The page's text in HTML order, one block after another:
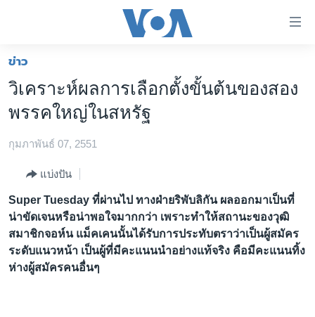
ต่อ
ข้าม
เนื้อหา
ข้าม
หลัก
ข้าม
ไป
การ
โลก
เอเชีย
สหรัฐฯ
ไทย
ธุรกิจ
วิทยาศาสตร์
สังคมและสุขภาพ
ไลฟ์สไตล์
ข่าว
วิเคราะห์ผลการเลือกตั้งขั้นต้นของสอง
พรรคใหญ่ในสหรัฐ
กุมภาพันธ์ 07, 2551
แบ่งปัน
Super Tuesday ที่ผ่านไป ทางฝ่ายริพับลิกัน ผลออกมาเป็นที่
น่าขัดเจนหรือน่าพอใจมากกว่า เพราะทำให้สถานะของวุฒิ
สมาชิกจอห์น แม็คเคนนั้นได้รับการประทับตราว่าเป็นผู้สมัคร
ระดับแนวหน้า เป็นผู้ที่มีคะแนนนำอย่างแท้จริง คือมีคะแนนทิ้ง
ห่างผู้สมัครคนอื่นๆ